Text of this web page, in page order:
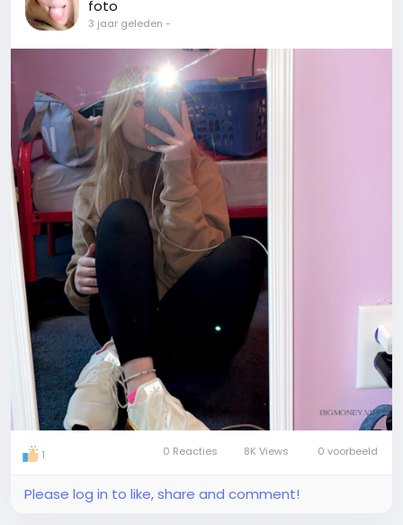
foto
3 jaar geleden -
1 0 Reacties 8K Views 0 voorbeeld
Please log in to like, share and comment!